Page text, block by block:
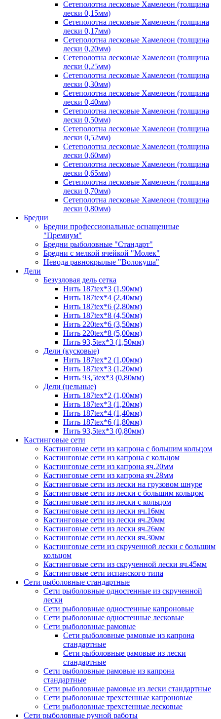
Сетеполотна лесковые Хамелеон (толщина
лески 0,15мм)
Сетеполотна лесковые Хамелеон (толщина
лески 0,17мм)
Сетеполотна лесковые Хамелеон (толщина
лески 0,20мм)
Сетеполотна лесковые Хамелеон (толщина
лески 0,25мм)
Сетеполотна лесковые Хамелеон (толщина
лески 0,30мм)
Сетеполотна лесковые Хамелеон (толщина
лески 0,40мм)
Сетеполотна лесковые Хамелеон (толщина
лески 0,50мм)
Сетеполотна лесковые Хамелеон (толщина
лески 0,52мм)
Сетеполотна лесковые Хамелеон (толщина
лески 0,60мм)
Сетеполотна лесковые Хамелеон (толщина
лески 0,65мм)
Сетеполотна лесковые Хамелеон (толщина
лески 0,70мм)
Сетеполотна лесковые Хамелеон (толщина
лески 0,80мм)
Бредни
Бредни профессиональные оснащенные
"Премиум"
Бредни рыболовные "Стандарт"
Бредни с мелкой ячейкой "Молек"
Невода равнокрылые "Волокуша"
Дели
Безузловая дель сетка
Нить 187tex*3 (1,90мм)
Нить 187tex*4 (2,40мм)
Нить 187tex*6 (2,80мм)
Нить 187tex*8 (4,50мм)
Нить 220tex*6 (3,50мм)
Нить 220tex*8 (5,00мм)
Нить 93,5tex*3 (1,50мм)
Дели (кусковые)
Нить 187tex*2 (1,00мм)
Нить 187tex*3 (1,20мм)
Нить 93,5tex*3 (0,80мм)
Дели (цельные)
Нить 187tex*2 (1,00мм)
Нить 187tex*3 (1,20мм)
Нить 187tex*4 (1,40мм)
Нить 187tex*6 (1,80мм)
Нить 93,5tex*3 (0,80мм)
Кастинговые сети
Кастинговые сети из капрона с большим кольцом
Кастинговые сети из капрона с кольцом
Кастинговые сети из капрона яч.20мм
Кастинговые сети из капрона яч.28мм
Кастинговые сети из лески на грузовом шнуре
Кастинговые сети из лески с большим кольцом
Кастинговые сети из лески с кольцом
Кастинговые сети из лески яч.16мм
Кастинговые сети из лески яч.20мм
Кастинговые сети из лески яч.26мм
Кастинговые сети из лески яч.30мм
Кастинговые сети из скрученной лески с большим
кольцом
Кастинговые сети из скрученной лески яч.45мм
Кастинговые сети испанского типа
Сети рыболовные стандартные
Сети рыболовные одностенные из скрученной
лески
Сети рыболовные одностенные капроновые
Сети рыболовные одностенные лесковые
Сети рыболовные рамовые
Сети рыболовные рамовые из капрона
стандартные
Сети рыболовные рамовые из лески
стандартные
Сети рыболовные рамовые из капрона
стандартные
Сети рыболовные рамовые из лески стандартные
Сети рыболовные трехстенные капроновые
Сети рыболовные трехстенные лесковые
Сети рыболовные ручной работы